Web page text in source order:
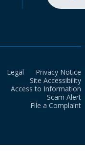
Legal
Privacy Notice
Site Accessibility
Access to Information
Scam Alert
File a Complaint